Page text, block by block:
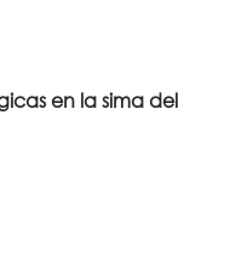
en la sima del